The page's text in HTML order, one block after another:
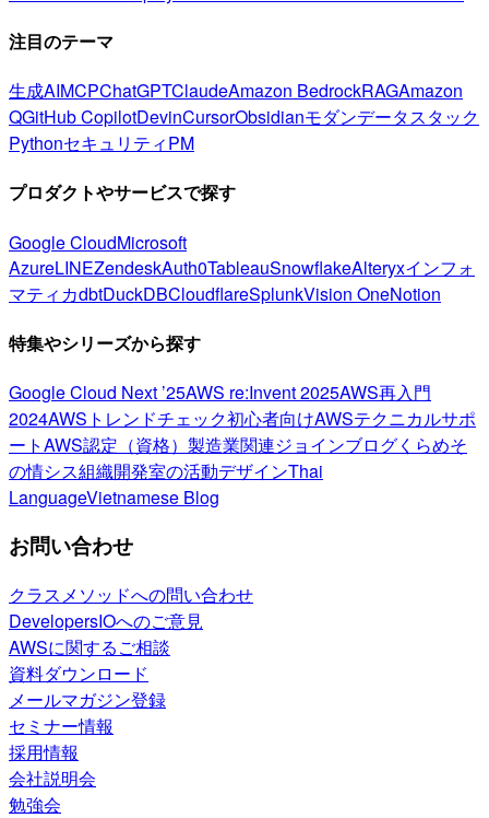
注目のテーマ
生成AIMCPChatGPTClaudeAmazon BedrockRAGAmazon
QGitHub CopilotDevinCursorObsidianモダンデータスタック
PythonセキュリティPM
プロダクトやサービスで探す
Google CloudMicrosoft
AzureLINEZendeskAuth0TableauSnowflakeAlteryxインフォ
マティカdbtDuckDBCloudflareSplunkVision OneNotion
特集やシリーズから探す
Google Cloud Next ’25AWS re:Invent 2025AWS再入門
2024AWSトレンドチェック初心者向けAWSテクニカルサポ
ートAWS認定（資格） 製造業関連ジョインブログくらめそ
の情シス組織開発室の活動デザインThai
LanguageVietnamese Blog
お問い合わせ
クラスメソッドへの問い合わせ
DevelopersIOへのご意見
AWSに関するご相談
資料ダウンロード
メールマガジン登録
セミナー情報
採用情報
会社説明会
勉強会